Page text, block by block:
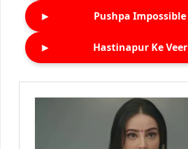
► Pushpa Impossible
► Hastinapur Ke Veer